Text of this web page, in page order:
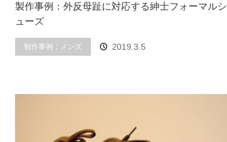
製作事例：外反母趾に対応する紳士フォーマルシ
ューズ
制作事例：メンズ 2019.3.5